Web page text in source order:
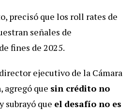
precisó que los roll rates de
señales de
fines de 2025.
ejecutivo de la Cámara
que sin crédito no
subrayó que el desafío no es